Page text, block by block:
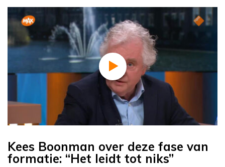
Kees Boonman over deze fase van
formatie: “Het leidt tot niks”